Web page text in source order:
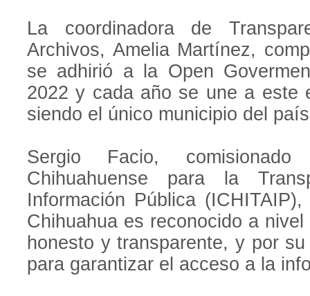
La coordinadora de
Archivos, Amelia Martínez,
se adhirió a la Open
2022 y cada año se une a este
siendo el único municipio del
Sergio Facio,
Chihuahuense para la
Información Pública
Chihuahua es reconocido a
honesto y transparente, y por
para garantizar el acceso a la